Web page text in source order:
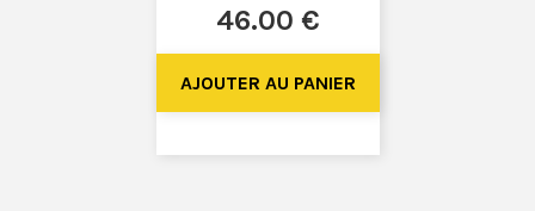
46.00 €